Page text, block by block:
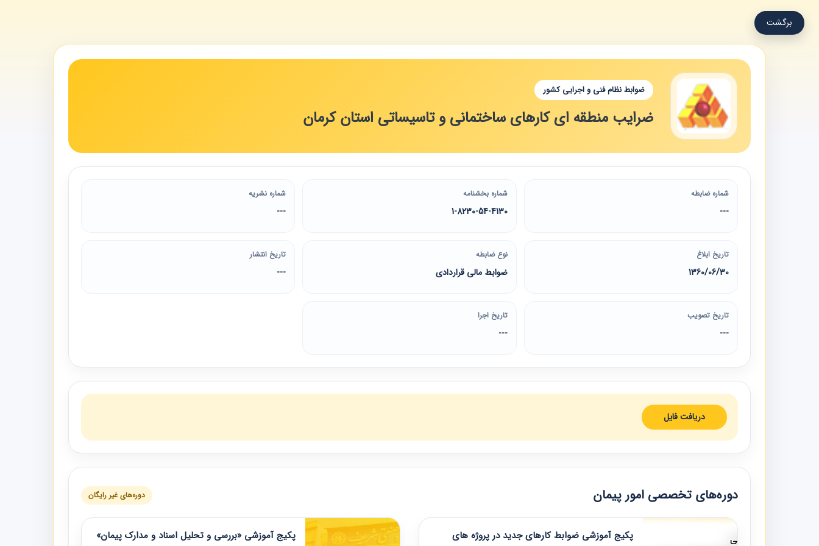
برگشت
ضوابط نظام فنی و اجرایی کشور
ضرایب منطقه ای کارهای ساختمانی و تاسیساتی استان کرمان
شماره ضابطه
---
شماره بخشنامه
1-8230-54-4130
شماره نشریه
---
تاریخ ابلاغ
1360/06/30
نوع ضابطه
ضوابط مالی قراردادی
تاریخ انتشار
---
تاریخ تصویب
---
تاریخ اجرا
---
دریافت فایل
دوره‌های تخصصی امور پیمان دوره‌های غیر رایگان
پکیج آموزشی ضوابط کارهای جدید در پروژه های
پکیج آموزشی «بررسی و تحلیل اسناد و مدارک پیمان»